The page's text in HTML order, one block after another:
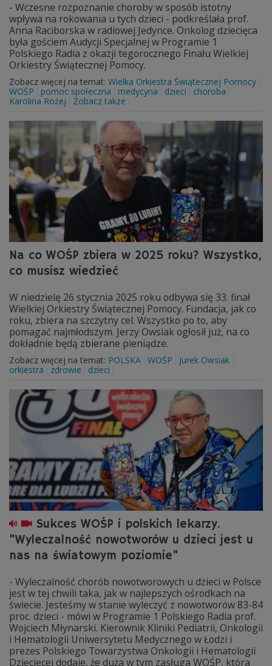
- Wczesne rozpoznanie choroby w sposób istotny
wpływa na rokowania u tych dzieci - podkreślała prof.
Anna Raciborska w radiowej Jedynce. Onkolog dziecięca
była gościem Audycji Specjalnej w Programie 1
Polskiego Radia z okazji tegorocznego Finału Wielkiej
Orkiestry Świątecznej Pomocy.
Zobacz więcej na temat: Wielka Orkiestra Świątecznej Pomocy
WOŚP
pomoc społeczna medycyna dzieci
choroba
Karolina Rożej
Zobacz także
Na co WOŚP zbiera w 2025 roku? Wszystko,
co musisz wiedzieć
W niedzielę 26 stycznia 2025 roku odbywa się 33. finał
Wielkiej Orkiestry Świątecznej Pomocy. Fundacja, jak co
roku, zbiera na szczytny cel. Wszystko po to, aby
pomagać najmłodszym. Jerzy Owsiak ogłosił już, na co
dokładnie będą zbierane pieniądze.
Zobacz więcej na temat: POLSKA WOŚP
Jurek Owsiak
orkiestra
zdrowie dzieci
Sukces WOŚP i polskich lekarzy.
"Wyleczalność nowotworów u dzieci jest u
nas na światowym poziomie"
- Wyleczalność chorób nowotworowych u dzieci w Polsce
jest w tej chwili taka, jak w najlepszych ośrodkach na
świecie. Jesteśmy w stanie wyleczyć z nowotworów 83-84
proc. dzieci - mówi w Programie 1 Polskiego Radia prof.
Wojciech Młynarski. Kierownik Kliniki Pediatrii, Onkologii
i Hematologii Uniwersytetu Medycznego w Łodzi i
prezes Polskiego Towarzystwa Onkologii i Hematologii
Dziecięcej dodaje, że duża w tym zasługa WOŚP, która